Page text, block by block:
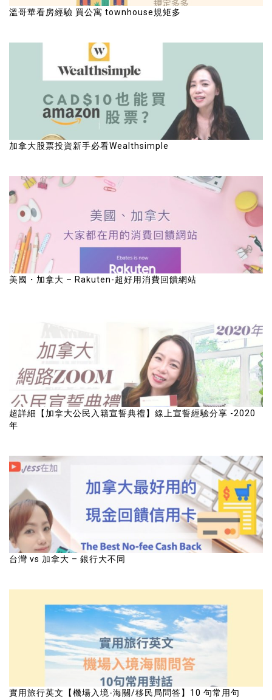
溫哥華看房經驗 買公寓 townhouse規矩多
加拿大股票投資新手必看Wealthsimple
美國・加拿大 – Rakuten-超好用消費回饋網站
超詳細【加拿大公民入籍宣誓典禮】線上宣誓經驗分享 -2020
年
台灣 vs 加拿大 – 銀行大不同
實用旅行英文【機場入境-海關/移民局問答】10 句常用句